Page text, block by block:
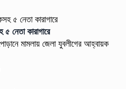
নেতা কারাগারে
মামলায় জেলা যুবলীগের আহ্বায়ক